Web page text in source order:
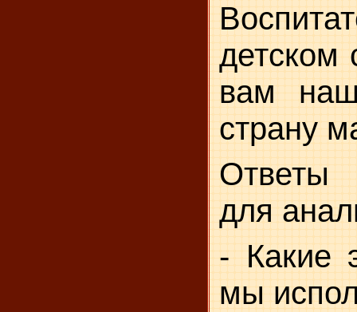
детском
вам
страну
Ответы
для
- Какие
мы